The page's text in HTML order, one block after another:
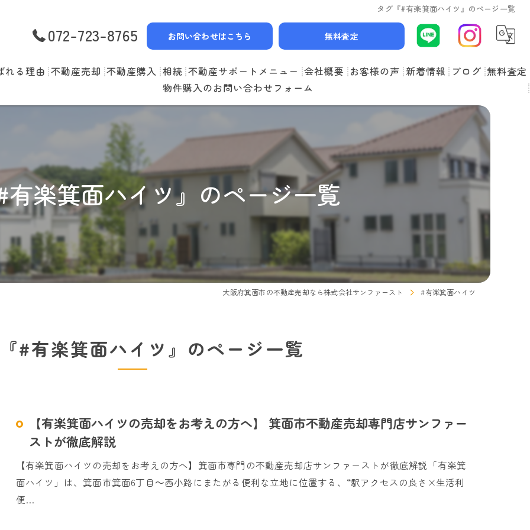
タグ『#有楽箕面ハイツ』のページ一覧
072-723-8765 お問い合わせはこちら 無料査定
れる理由 不動産売却
選べる3つの売却スタイル
住み替えの流れ
売却実績
当社お預かり物件
無料査定
不動産購入
物件一覧
購入の流れ
住宅ローン
住み替えサポート
相続 不動産サポートメニュー
リースバック
空家管理
会社概要
スタッフ紹介
お客様の声
よくある質問
新着情報 ブログ 無料査定
物件購入のお問い合わせフォーム
有楽箕面ハイツ』のページ一覧
大阪府箕面市の不動産売却なら株式会社サンファースト #有楽箕面ハイツ
#有楽箕面ハイツ』のページ一覧
【有楽箕面ハイツの売却をお考えの方へ】 箕面市不動産売却専門店サンファー
ストが徹底解説
【有楽箕面ハイツの売却をお考えの方へ】箕面市専門の不動産売却店サンファーストが徹底解説「有楽箕
面ハイツ」は、箕面市箕面6丁目～西小路にまたがる便利な立地に位置する、“駅アクセスの良さ×生活利
便…